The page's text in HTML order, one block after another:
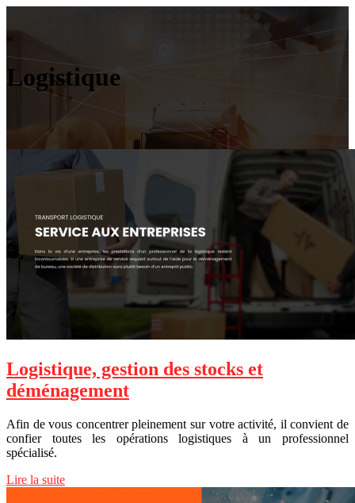
Logistique
Logistique, gestion des stocks et
déménagement
Afin de vous concentrer pleinement sur votre activité, il convient de
confier toutes les opérations logistiques à un professionnel
spécialisé.
Lire la suite